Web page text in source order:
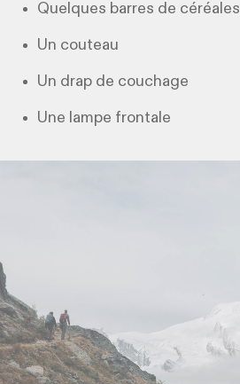
Quelques barres de céréales
Un couteau
Un drap de couchage
Une lampe frontale